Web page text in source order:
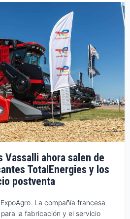
Vassalli ahora salen de
TotalEnergies y los
postventa
La compañía francesa
la fabricación y el servicio